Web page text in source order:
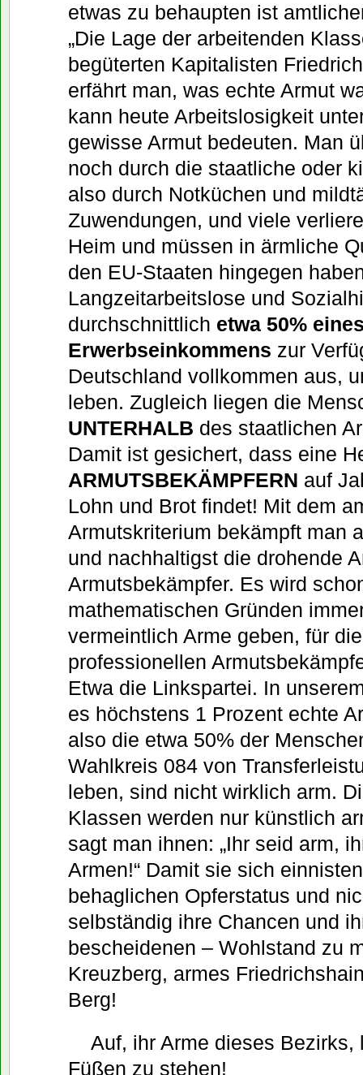
etwas zu behaupten ist
„Die Lage der arbeitenden
begüterten Kapitalisten
erfährt man, was echte Armut
kann heute Arbeitslosigkeit
gewisse Armut bedeuten. Man
noch durch die staatliche oder
also durch Notküchen und
Zuwendungen, und viele
Heim und müssen in ärmliche
den EU-Staaten hingegen
Langzeitarbeitslose und
durchschnittlich etwa 50%
Erwerbseinkommens zur
Deutschland vollkommen aus,
leben. Zugleich liegen die
UNTERHALB des staatlichen
Damit ist gesichert, dass eine
ARMUTSBEKÄMPFERN auf
Lohn und Brot findet! Mit dem
Armutskriterium bekämpft man
und nachhaltigst die drohende
Armutsbekämpfer. Es wird
mathematischen Gründen
vermeintlich Arme geben, für
professionellen
Etwa die Linkspartei. In
es höchstens 1 Prozent echte
also die etwa 50% der
Wahlkreis 084 von
leben, sind nicht wirklich arm.
Klassen werden nur künstlich
sagt man ihnen: „Ihr seid arm,
Armen!“ Damit sie sich
behaglichen Opferstatus und
selbständig ihre Chancen und
bescheidenen – Wohlstand zu
Kreuzberg, armes
Berg!
Auf, ihr Arme dieses Bezirks,
Füßen zu stehen!